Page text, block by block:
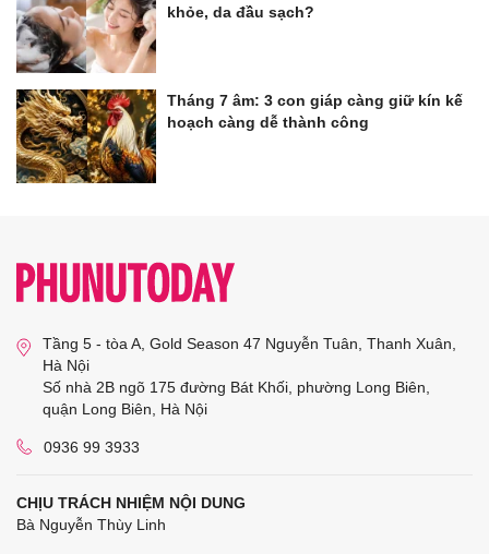
khỏe, da đầu sạch?
Tháng 7 âm: 3 con giáp càng giữ kín kế
hoạch càng dễ thành công
Tầng 5 - tòa A, Gold Season 47 Nguyễn Tuân, Thanh Xuân,
Hà Nội
Số nhà 2B ngõ 175 đường Bát Khối, phường Long Biên,
quận Long Biên, Hà Nội
0936 99 3933
CHỊU TRÁCH NHIỆM NỘI DUNG
Bà Nguyễn Thùy Linh